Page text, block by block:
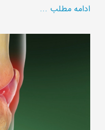
ادامه مطلب ...